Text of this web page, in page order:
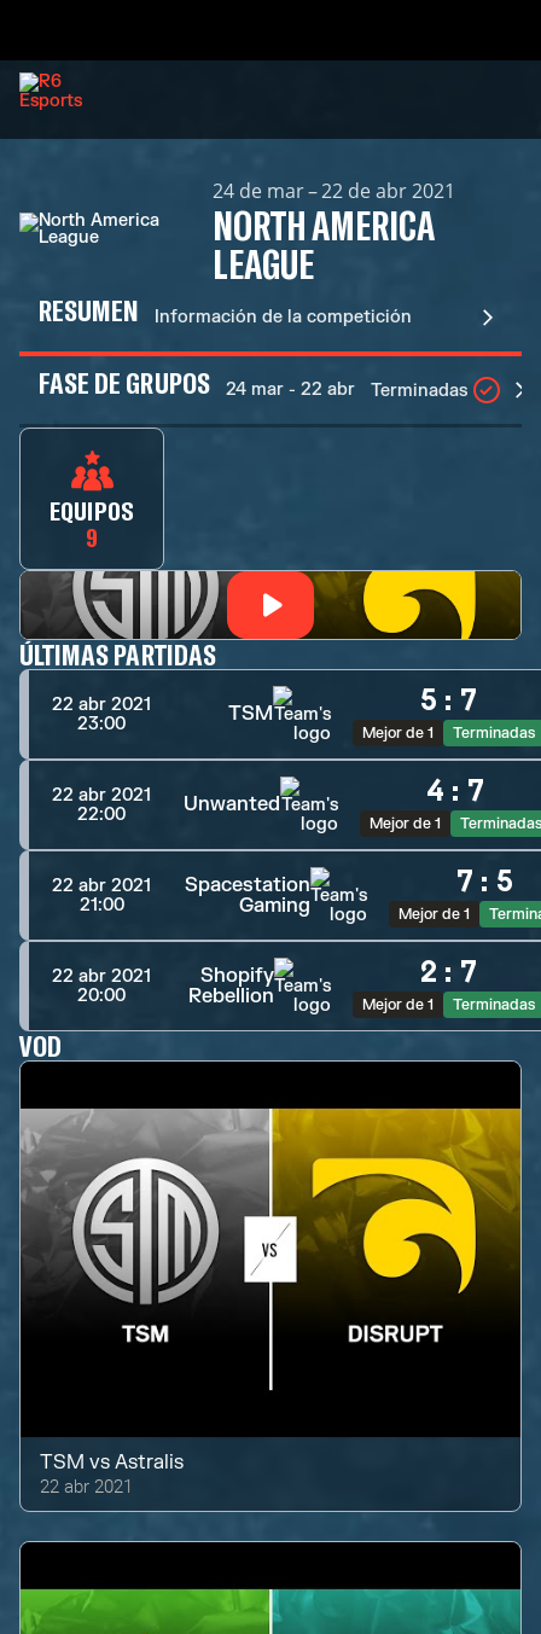
24 de mar – 22 de abr 2021
NORTH AMERICA
LEAGUE
RESUMEN Información de la competición
FASE DE GRUPOS 24 mar - 22 abr Terminadas
EQUIPOS
9
ÚLTIMAS PARTIDAS
22 abr 2021
23:00
TSM 5 : 7
Mejor de 1 Terminadas
22 abr 2021
22:00
Unwanted 4 : 7
Mejor de 1 Terminadas
22 abr 2021
21:00
Spacestation
Gaming
7 : 5
Mejor de 1
22 abr 2021
20:00
Shopify
Rebellion
2 : 7
Mejor de 1 Terminadas
VOD
TSM vsAstralis
22 abr 2021